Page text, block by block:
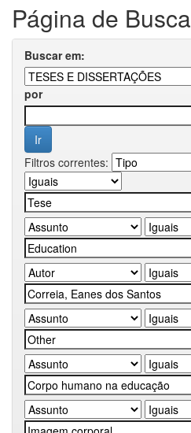
Página de Busca
Buscar em:
por
Filtros correntes: